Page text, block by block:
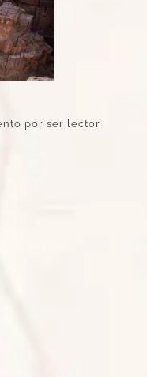
por ser lector